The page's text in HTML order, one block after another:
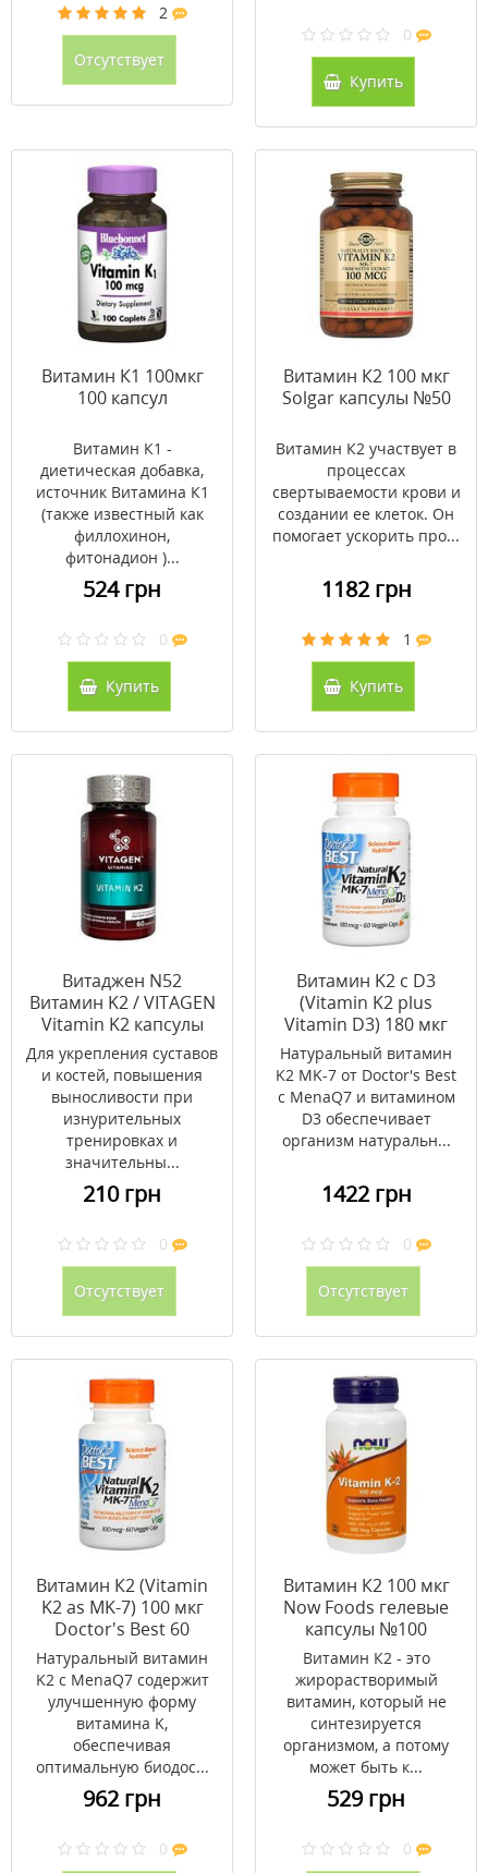
2
Отсутствует
0
Купить
Витамин К1 100мкг
100 капсул
Витамин К1 -
диетическая добавка,
источник Витамина К1
(также известный как
филлохинон,
фитонадион )...
524 грн
0
Купить
Витамин К2 100 мкг
Solgar капсулы №50
Витамин К2 участвует в
процессах
свертываемости крови и
создании ее клеток. Он
помогает ускорить про...
1182 грн
1
Купить
Витаджен N52
Витамин K2 / VITAGEN
Vitamin K2 капсулы
№60
Для укрепления суставов
и костей, повышения
выносливости при
изнурительных
тренировках и
значительны...
210 грн
0
Отсутствует
Витамин K2 с D3
(Vitamin K2 plus
Vitamin D3) 180 мкг
Doctor's Best 60
капсул
Натуральный витамин
K2 MK-7 от Doctor's Best
с MenaQ7 и витамином
D3 обеспечивает
организм натуральн...
1422 грн
0
Отсутствует
Витамин К2 (Vitamin
K2 as MK-7) 100 мкг
Doctor's Best 60
капсул
Натуральный витамин
K2 с MenaQ7 содержит
улучшенную форму
витамина K,
обеспечивая
оптимальную биодос...
962 грн
0
Витамин К2 100 мкг
Now Foods гелевые
капсулы №100
Витамин К2 - это
жирорастворимый
витамин, который не
синтезируется
организмом, а потому
может быть к...
529 грн
0